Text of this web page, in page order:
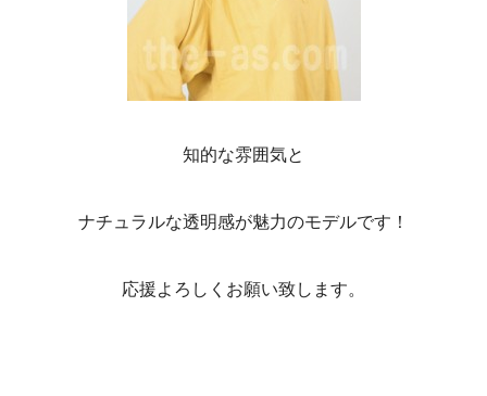
知的な雰囲気と
ナチュラルな透明感が魅力のモデルです！
応援よろしくお願い致します。